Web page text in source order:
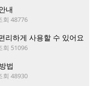
내
회 48776
리하게 사용할 수 있어요
회 51096
법
회 48930